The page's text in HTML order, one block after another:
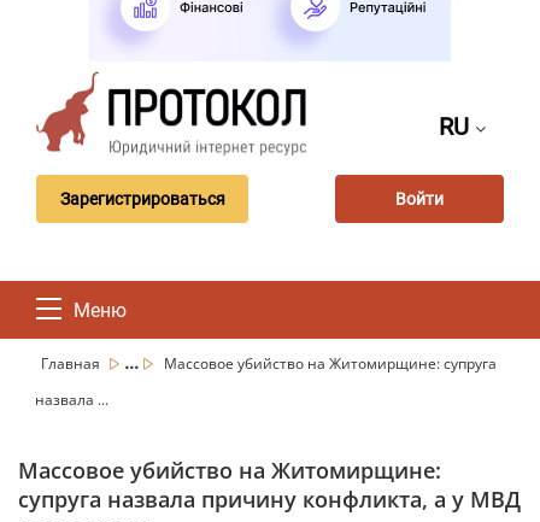
RU
Зарегистрироваться Войти
Меню
Главная ...
Массовое убийство на Житомирщине: супруга
назвала ...
Массовое убийство на Житомирщине:
супруга назвала причину конфликта, а у МВД